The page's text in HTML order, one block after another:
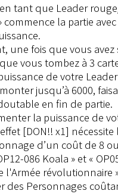
tant que Leader
commence la partie
une fois que vous avez
vous tombez à 3
de votre
jusqu’à 6000,
en fin de partie.
la puissance de
[DON!! x1] nécessite
d’un coût de 8
086 Koala » et «
l'Armée révolutionnaire
des Personnages